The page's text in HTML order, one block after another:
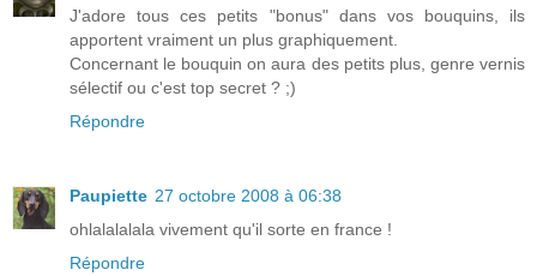
J'adore tous ces petits "bonus" dans vos bouquins, ils
apportent vraiment un plus graphiquement.
Concernant le bouquin on aura des petits plus, genre vernis
sélectif ou c'est top secret ? ;)
Répondre
Paupiette 27 octobre 2008 à 06:38
ohlalalalala vivement qu'il sorte en france !
Répondre